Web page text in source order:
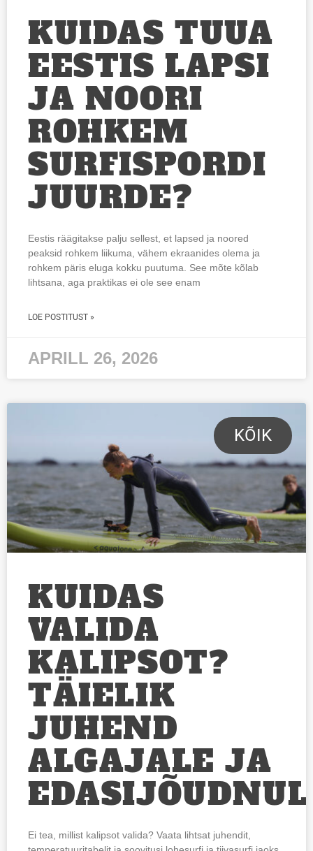
KUIDAS TUUA
EESTIS LAPSI
JA NOORI
ROHKEM
SURFISPORDI
JUURDE?
Eestis räägitakse palju sellest, et lapsed ja noored
peaksid rohkem liikuma, vähem ekraanides olema ja
rohkem päris eluga kokku puutuma. See mõte kõlab
lihtsana, aga praktikas ei ole see enam
LOE POSTITUST »
APRILL 26, 2026
KÕIK
KUIDAS
VALIDA
KALIPSOT?
TÄIELIK
JUHEND
ALGAJALE JA
Ei tea, millist kalipsot valida? Vaata lihtsat juhendit,